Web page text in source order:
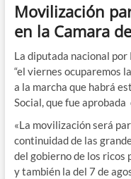
Movilización
en la Camara
La diputada nacional
“el viernes ocuparemos
a la marcha que habrá
Social, que fue aprobada
«La movilización será
continuidad de las
del gobierno de los ricos
y también la del 7 de